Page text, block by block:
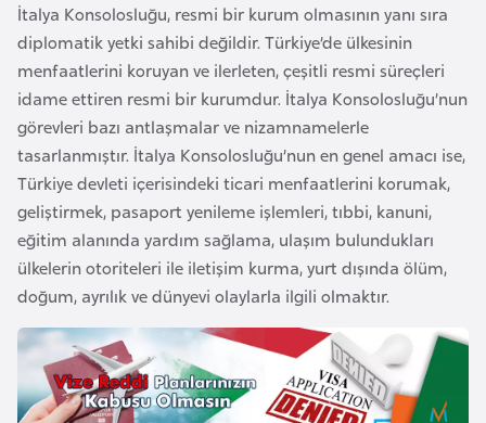
İtalya Konsolosluğu, resmi bir kurum olmasının yanı sıra
diplomatik yetki sahibi değildir. Türkiye’de ülkesinin
menfaatlerini koruyan ve ilerleten, çeşitli resmi süreçleri
idame ettiren resmi bir kurumdur. İtalya Konsolosluğu’nun
görevleri bazı antlaşmalar ve nizamnamelerle
tasarlanmıştır. İtalya Konsolosluğu’nun en genel amacı ise,
Türkiye devleti içerisindeki ticari menfaatlerini korumak,
geliştirmek, pasaport yenileme işlemleri, tıbbi, kanuni,
eğitim alanında yardım sağlama, ulaşım bulundukları
ülkelerin otoriteleri ile iletişim kurma, yurt dışında ölüm,
doğum, ayrılık ve dünyevi olaylarla ilgili olmaktır.
a
d
e
ş
B
e
l
a
r
s
B